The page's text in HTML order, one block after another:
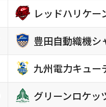
レッドハリケー
豊田自動織機シ
九州電力キュー
グリーンロケッ